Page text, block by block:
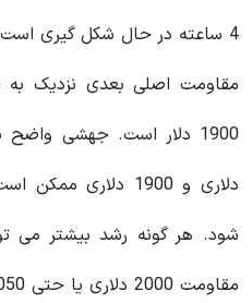
4 ساعته در حال شکل گیری است.
شود. هر گونه رشد بیشتر می
مقاومت 2000 دلاری یا حتی 2050 دلاری در کوتاه مدت برساند.